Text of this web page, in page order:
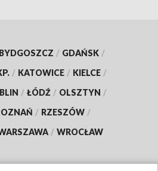
BYDGOSZCZ / GDAŃSK /
/ KATOWICE / KIELCE /
/ ŁÓDŹ / OLSZTYN /
/ RZESZÓW /
/ WROCŁAW